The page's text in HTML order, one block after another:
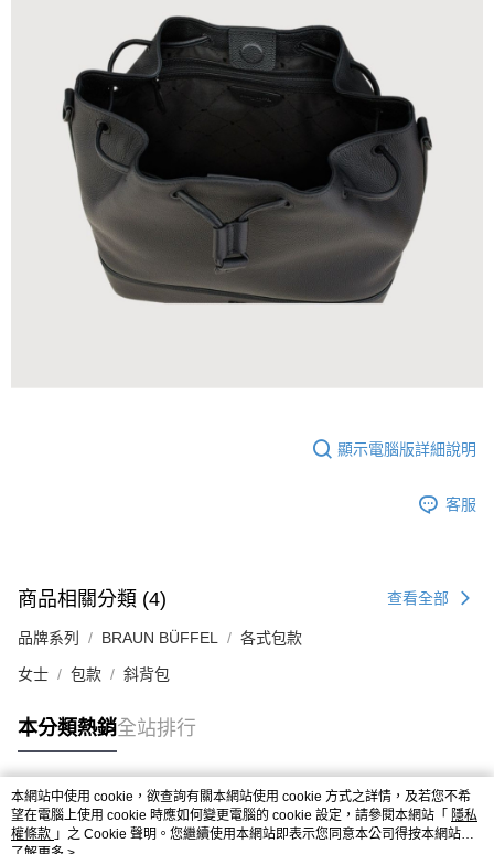
顯示電腦版詳細說明
客服
商品相關分類 (4) 查看全部
品牌系列 BRAUN BÜFFEL 各式包款
女士 包款 斜背包
本分類熱銷全站排行
熱門標籤
本網站中使用 cookie，欲查詢有關本網站使用 cookie 方式之詳情，及若您不希
望在電腦上使用 cookie 時應如何變更電腦的 cookie 設定，請參閱本網站「 隱私
權條款 」之 Cookie 聲明。您繼續使用本網站即表示您同意本公司得按本網站使